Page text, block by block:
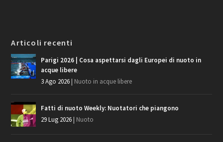
Articoli recenti
Parigi 2026 | Cosa aspettarsi dagli Europei di nuoto in
acque libere
3 Ago 2026 Nuoto in acque libere
Fatti di nuoto Weekly: Nuotatori che piangono
29 Lug 2026 Nuoto